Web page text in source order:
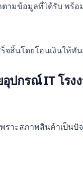
ตามข้อมูลที่ได้รับ พ
สิ้นโดยโอนเงินให้
ปกรณ์ IT โรง
าะสภาพสินค้าเป็น